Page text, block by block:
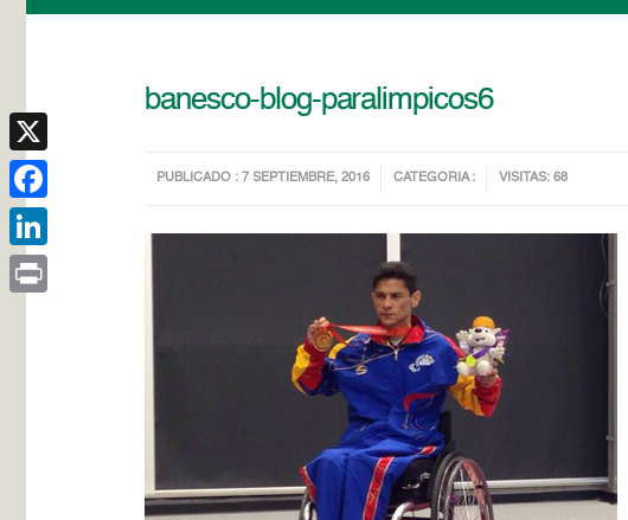
banesco-blog-paralimpicos6
PUBLICADO : 7 SEPTIEMBRE, 2016 CATEGORIA : VISITAS: 68
X
Facebook
LinkedIn